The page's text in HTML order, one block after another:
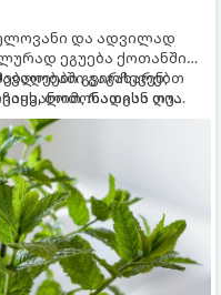
და ადვილად
ეგუება ქოთანში
გვირჩევენ,
რადგან ღია
ძალიან
ავიწროებს.
გაგახარებთ
ლიმონათისა თუ